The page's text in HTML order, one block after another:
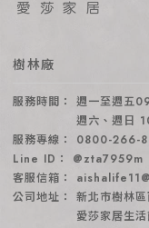
樹林廠
週一至週五
週六、週日
0800-266-
@zta7959m
新北市樹林
愛莎家居生